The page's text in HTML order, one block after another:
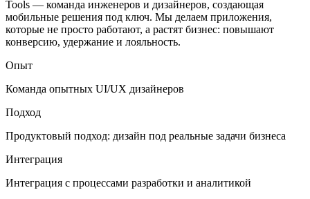
Tools — команда инженеров и дизайнеров, создающая
мобильные решения под ключ. Мы делаем приложения,
которые не просто работают, а растят бизнес: повышают
конверсию, удержание и лояльность.
Опыт
Команда опытных UI/UX дизайнеров
Подход
Продуктовый подход: дизайн под реальные задачи бизнеса
Интеграция
Интеграция с процессами разработки и аналитикой